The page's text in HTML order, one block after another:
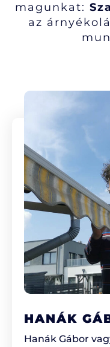
magunkat:
az
HANÁK
Hanák Gábor